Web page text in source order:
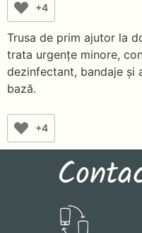
+4
Trusa de prim ajutor la
trata urgențe minore,
dezinfectant, bandaje și
bază.
+4